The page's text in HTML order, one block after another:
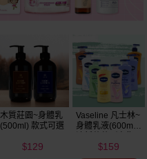
木質莊園~身體乳
(500ml) 款式可選
$129
Vaseline 凡士林~
身體乳液(600ml)
保濕鎖水／全方
位保濕鎖水／可
$159